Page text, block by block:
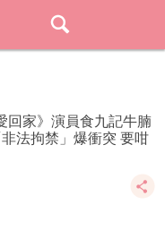
回家》演員食九記牛腩
法拘禁」爆衝突 要咁